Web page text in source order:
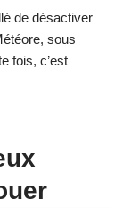
de désactiver
sous
fois, c’est